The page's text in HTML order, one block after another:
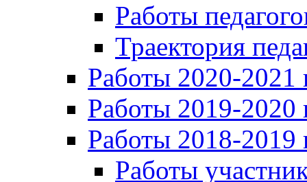
Работы
Траектория
Работы 2020-2021
Работы 2019-2020
Работы 2018-2019
Работы